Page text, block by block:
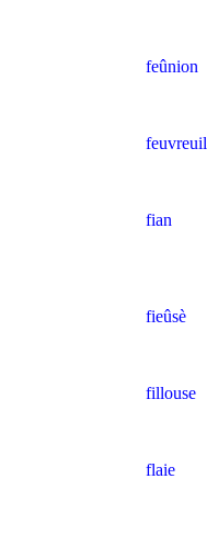
feûnion
feuvreuil
fian
fieûsè
fillouse
flaie